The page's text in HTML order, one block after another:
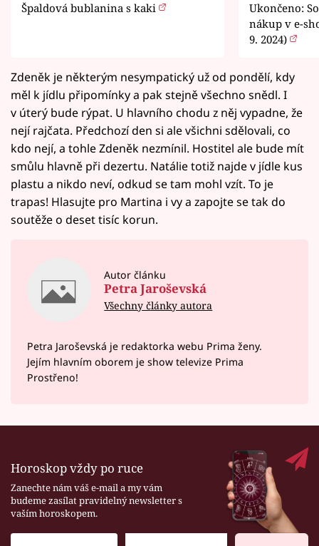
Špaldová bublanina s kaki
Ukončeno:
nákup v e-
9. 2024)
Zdeněk je některým nesympatický už od pondělí, kdy
měl k jídlu připomínky a pak stejně všechno snědl. I
v úterý bude rýpat. U hlavního chodu z něj vypadne, že
nejí rajčata. Předchozí den si ale všichni sdělovali, co
kdo nejí, a tohle Zdeněk nezmínil. Hostitel ale bude mít
smůlu hlavně při dezertu. Natálie totiž najde v jídle kus
plastu a nikdo neví, odkud se tam mohl vzít. To je
trapas! Hlasujte pro Martina i vy a zapojte se tak do
soutěže o deset tisíc korun.
Autor článku
Petra Jaroševská
Všechny články autora
Petra Jaroševská je redaktorka webu Prima ženy.
Jejím hlavním oborem je show televize Prima
Prostřeno!
Horoskop vždy po ruce
Zanechte nám váš e-mail a my vám
budeme zasílat pravidelný newsletter s
vaším horoskopem.